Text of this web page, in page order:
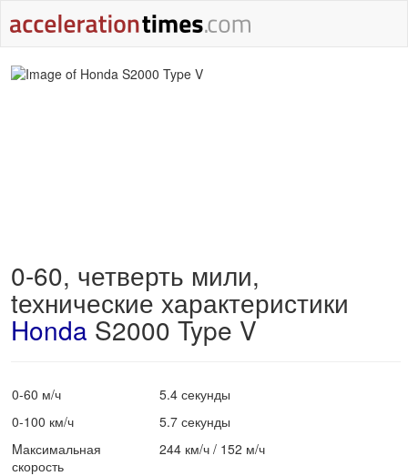
0-60, четверть мили,
tехнические характеристики
Honda S2000 Type V
0-60 м/ч
5.4 секунды
0-100 км/ч
5.7 секунды
Mаксимальная
скорость
244 км/ч / 152 м/ч